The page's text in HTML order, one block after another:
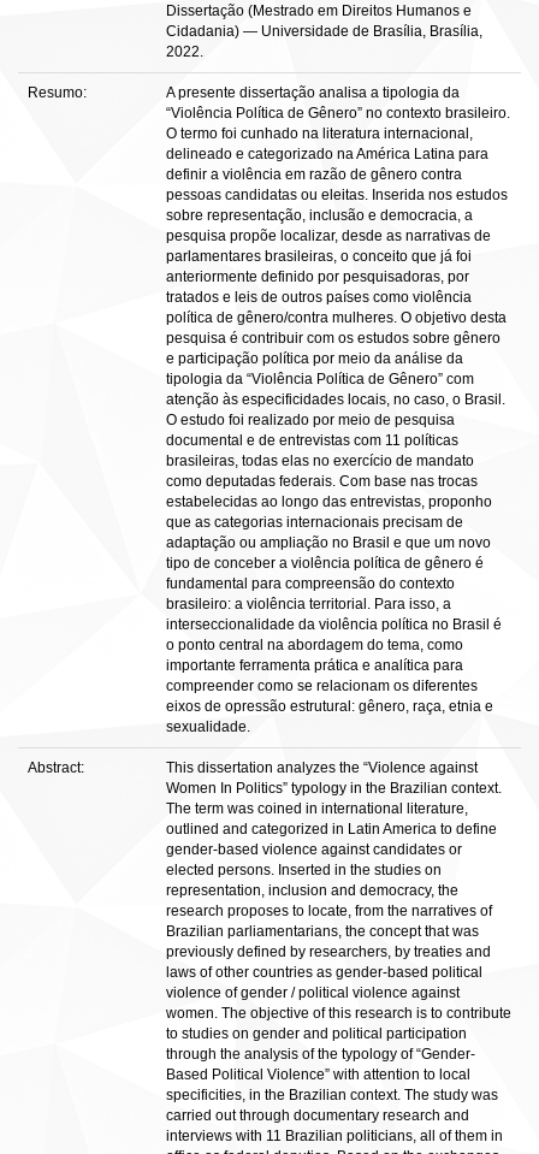
Dissertação (Mestrado em Direitos Humanos e
Cidadania) — Universidade de Brasília, Brasília,
2022.
Resumo:
A presente dissertação analisa a tipologia da
“Violência Política de Gênero” no contexto brasileiro.
O termo foi cunhado na literatura internacional,
delineado e categorizado na América Latina para
definir a violência em razão de gênero contra
pessoas candidatas ou eleitas. Inserida nos estudos
sobre representação, inclusão e democracia, a
pesquisa propõe localizar, desde as narrativas de
parlamentares brasileiras, o conceito que já foi
anteriormente definido por pesquisadoras, por
tratados e leis de outros países como violência
política de gênero/contra mulheres. O objetivo desta
pesquisa é contribuir com os estudos sobre gênero
e participação política por meio da análise da
tipologia da “Violência Política de Gênero” com
atenção às especificidades locais, no caso, o Brasil.
O estudo foi realizado por meio de pesquisa
documental e de entrevistas com 11 políticas
brasileiras, todas elas no exercício de mandato
como deputadas federais. Com base nas trocas
estabelecidas ao longo das entrevistas, proponho
que as categorias internacionais precisam de
adaptação ou ampliação no Brasil e que um novo
tipo de conceber a violência política de gênero é
fundamental para compreensão do contexto
brasileiro: a violência territorial. Para isso, a
interseccionalidade da violência política no Brasil é
o ponto central na abordagem do tema, como
importante ferramenta prática e analítica para
compreender como se relacionam os diferentes
eixos de opressão estrutural: gênero, raça, etnia e
sexualidade.
Abstract:
This dissertation analyzes the “Violence against
Women In Politics” typology in the Brazilian context.
The term was coined in international literature,
outlined and categorized in Latin America to define
gender-based violence against candidates or
elected persons. Inserted in the studies on
representation, inclusion and democracy, the
research proposes to locate, from the narratives of
Brazilian parliamentarians, the concept that was
previously defined by researchers, by treaties and
laws of other countries as gender-based political
violence of gender / political violence against
women. The objective of this research is to contribute
to studies on gender and political participation
through the analysis of the typology of “Gender-
Based Political Violence” with attention to local
specificities, in the Brazilian context. The study was
carried out through documentary research and
interviews with 11 Brazilian politicians, all of them in